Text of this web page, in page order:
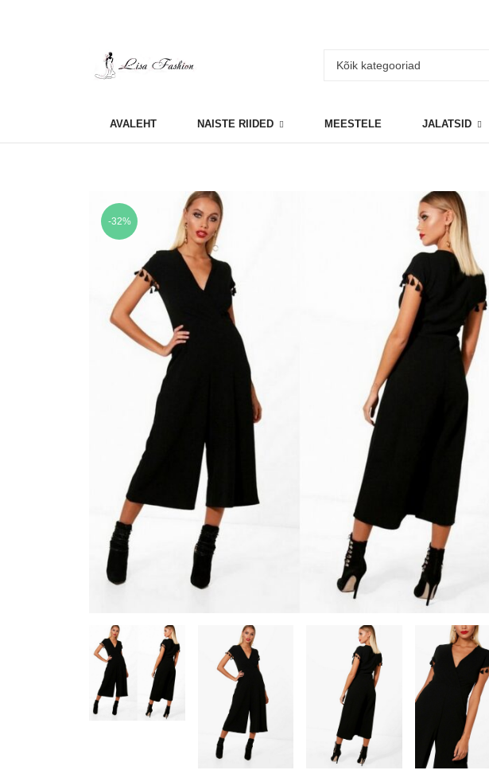
AVALEHT NAISTE RIIDED MEESTELE JALATSID
-32%